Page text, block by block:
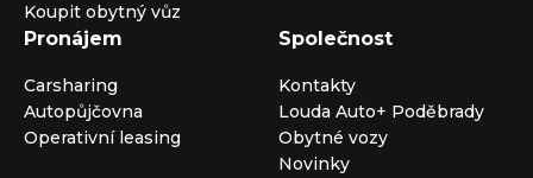
Koupit obytný vůz
Pronájem
Carsharing
Autopůjčovna
Operativní leasing
Společnost
Kontakty
Louda Auto+ Poděbrady
Obytné vozy
Novinky